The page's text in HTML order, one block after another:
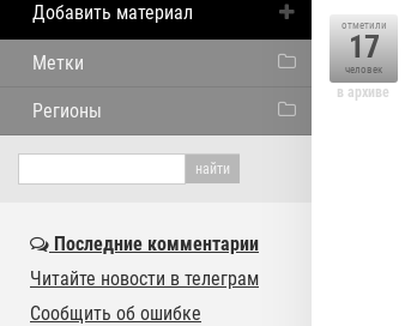
отметили
17
человек
в архиве
Добавить материал
Метки
Регионы
Последние комментарии
Читайте новости в телеграм
Сообщить об ошибке